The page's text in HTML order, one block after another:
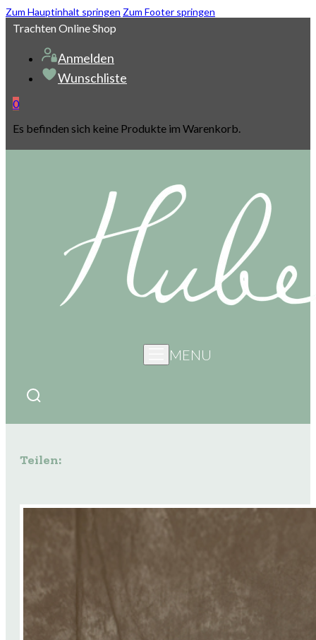
Zum Hauptinhalt springen Zum Footer springen
Trachten Online Shop
Anmelden
Wunschliste
0
Es befinden sich keine Produkte im Warenkorb.
MENU
Teilen: